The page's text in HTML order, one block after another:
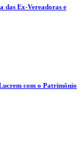
das Ex-Vereadoras e
com o Patrimônio